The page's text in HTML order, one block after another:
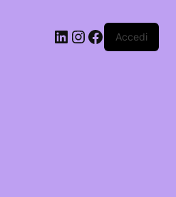
LinkedIn
Instagram
Facebook
Accedi